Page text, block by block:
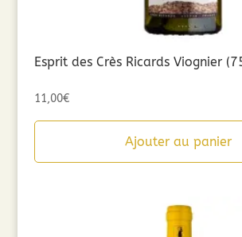
Esprit des Crès Ricards Viognier
11,00€
Ajouter au panier